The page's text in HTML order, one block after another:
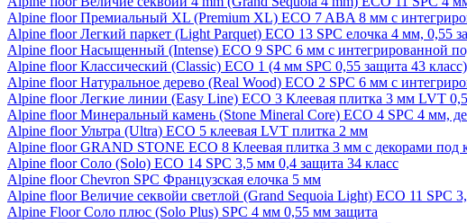
Alpine floor Премиальный XL (Premium XL) ECO 7 ABA 8 мм с
Alpine floor Легкий паркет (Light Parquet) ECO 13 SPC елочка 4 мм, 0,55
Alpine floor Насыщенный (Intense) ECO 9 SPC 6 мм с интегрированной
Alpine floor Классический (Classic) ECO 1 (4 мм SPC 0,55 защита 43 класс)
Alpine floor Натуральное дерево (Real Wood) ECO 2 SPC 6 мм с
Alpine floor Легкие линии (Easy Line) ECO 3 Клеевая плитка 3 мм LVT
Alpine floor Минеральный камень (Stone Mineral Core) ECO 4 SPC 4 мм,
Alpine floor Ультра (Ultra) ECO 5 клеевая LVT плитка 2 мм
Alpine floor GRAND STONE ECO 8 Клеевая плитка 3 мм с декорами под
Alpine floor Соло (Solo) ECO 14 SPC 3,5 мм 0,4 защита 34 класс
Alpine floor Chevron SPC Французская елочка 5 мм
Alpine floor Величие секвойи светлой (Grand Sequoia Light) ECO 11 SPC
Alpine Floor Соло плюс (Solo Plus) SPC 4 мм 0,55 мм защита